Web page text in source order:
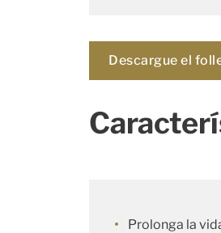
Descargue el
Prolonga la